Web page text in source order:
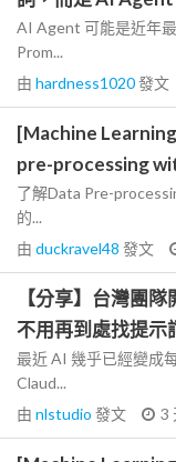
AI Agent 可能是近年
Prom...
由 hardness1020發文
[Machine
pre-processing
了解Data Pre-
的...
由 duckravel48 發文
【分享】台灣團
不用再到處找提示
最近 AI 幾乎已經變成
Claud...
由 nlstudio 發文 3